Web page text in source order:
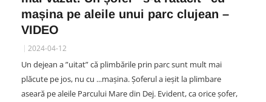
mașina pe aleile unui parc clujean –
VIDEO
2024-04-12
Un dejean a ”uitat” că plimbările prin parc sunt mult mai
plăcute pe jos, nu cu ...mașina. Șoferul a ieșit la plimbare
aseară pe aleile Parcului Mare din Dej. Evident, ca orice șofer,